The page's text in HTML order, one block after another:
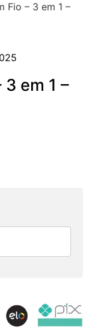
Fio – 3 em 1 –
em 1 –